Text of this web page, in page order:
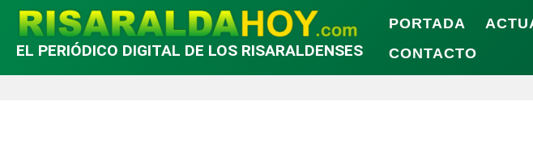
EL PERIÓDICO DIGITAL DE LOS RISARALDENSES
PORTADA
CONTACTO